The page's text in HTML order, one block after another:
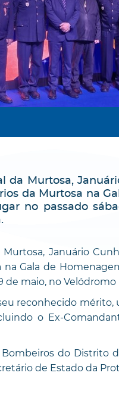
da Murtosa,
da Murtosa na
no passado
Januário
Gala de
maio, no
reconhecido
o Ex-
do Distrito
de Estado da